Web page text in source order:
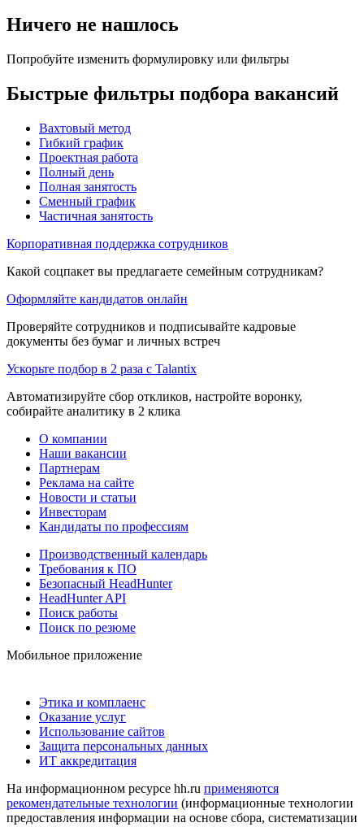
Ничего не нашлось
Попробуйте изменить формулировку или фильтры
Быстрые фильтры подбора вакансий
Вахтовый метод
Гибкий график
Проектная работа
Полный день
Полная занятость
Сменный график
Частичная занятость
Корпоративная поддержка сотрудников
Какой соцпакет вы предлагаете семейным сотрудникам?
Оформляйте кандидатов онлайн
Проверяйте сотрудников и подписывайте кадровые
документы без бумаг и личных встреч
Ускорьте подбор в 2 раза с Talantix
Автоматизируйте сбор откликов, настройте воронку,
собирайте аналитику в 2 клика
О компании
Наши вакансии
Партнерам
Реклама на сайте
Новости и статьи
Инвесторам
Кандидаты по профессиям
Производственный календарь
Требования к ПО
Безопасный HeadHunter
HeadHunter API
Поиск работы
Поиск по резюме
Мобильное приложение
Этика и комплаенс
Оказание услуг
Использование сайтов
Защита персональных данных
ИТ аккредитация
На информационном ресурсе hh.ru применяются
рекомендательные технологии (информационные технологии
предоставления информации на основе сбора, систематизации